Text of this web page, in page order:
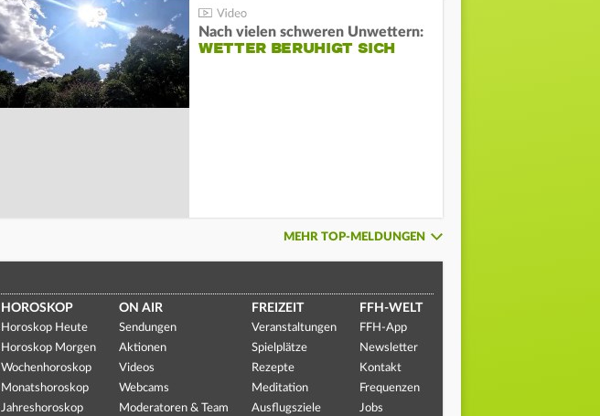
Nach vielen schweren Unwettern:
WETTER BERUHIGT SICH
MEHR TOP-MELDUNGEN
HOROSKOP
Horoskop Heute
Horoskop Morgen
Wochenhoroskop
Monatshoroskop
Jahreshoroskop
ON AIR
Sendungen
Aktionen
Videos
Webcams
Moderatoren & Team
FREIZEIT
Veranstaltungen
Spielplätze
Rezepte
Meditation
Ausflugsziele
FFH-WELT
FFH-App
Newsletter
Kontakt
Frequenzen
Jobs